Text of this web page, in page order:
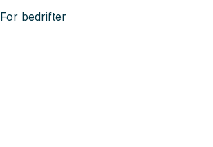
For bedrifter